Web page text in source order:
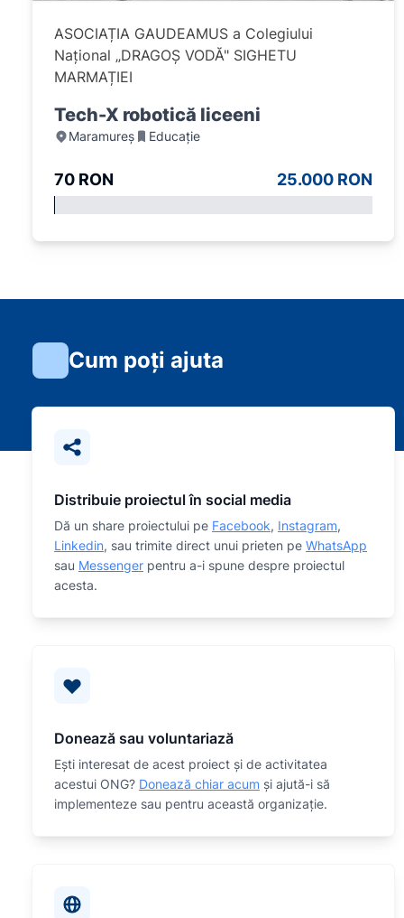
ASOCIAȚIA GAUDEAMUS a Colegiului
Național „DRAGOȘ VODĂ" SIGHETU
MARMAȚIEI
Tech-X robotică liceeni
Maramureș Educație
70 RON 25.000 RON
Cum poți ajuta
Distribuie proiectul în social media
Dă un share proiectului pe Facebook, Instagram,
Linkedin, sau trimite direct unui prieten pe WhatsApp
sau Messenger pentru a-i spune despre proiectul
acesta.
Donează sau voluntariază
Eşti interesat de acest proiect și de activitatea
acestui ONG? Donează chiar acum și ajută-i să
implementeze sau pentru această organizaţie.